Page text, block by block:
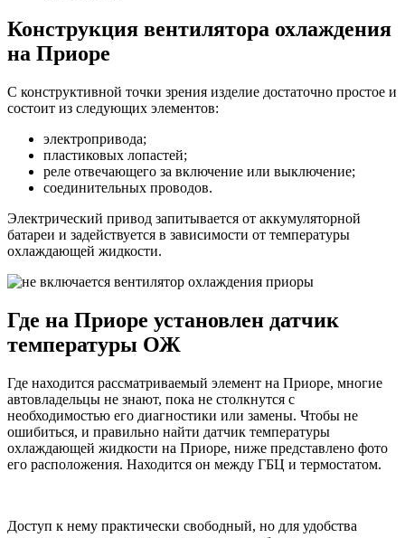
Конструкция вентилятора охлаждения
на Приоре
С конструктивной точки зрения изделие достаточно простое и
состоит из следующих элементов:
электропривода;
пластиковых лопастей;
реле отвечающего за включение или выключение;
соединительных проводов.
Электрический привод запитывается от аккумуляторной
батареи и задействуется в зависимости от температуры
охлаждающей жидкости.
Где на Приоре установлен датчик
температуры ОЖ
Где находится рассматриваемый элемент на Приоре, многие
автовладельцы не знают, пока не столкнутся с
необходимостью его диагностики или замены. Чтобы не
ошибиться, и правильно найти датчик температуры
охлаждающей жидкости на Приоре, ниже представлено фото
его расположения. Находится он между ГБЦ и термостатом.
Доступ к нему практически свободный, но для удобства